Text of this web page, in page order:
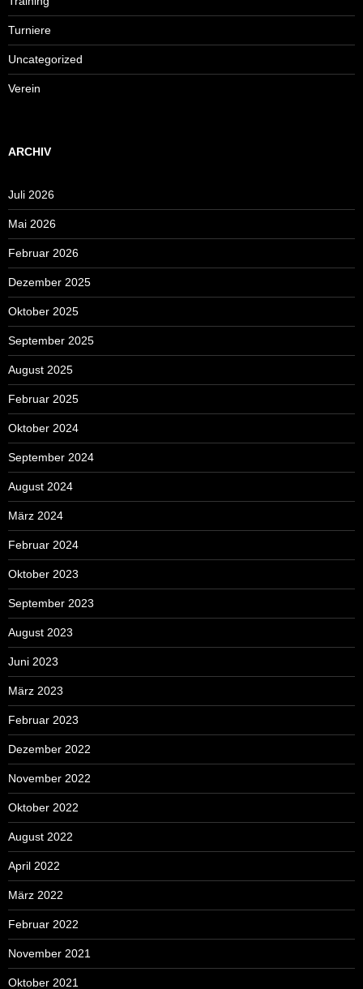
Turniere
Uncategorized
Verein
ARCHIV
Juli 2026
Mai 2026
Februar 2026
Dezember 2025
Oktober 2025
September 2025
August 2025
Februar 2025
Oktober 2024
September 2024
August 2024
März 2024
Februar 2024
Oktober 2023
September 2023
August 2023
Juni 2023
März 2023
Februar 2023
Dezember 2022
November 2022
Oktober 2022
August 2022
April 2022
März 2022
Februar 2022
November 2021
Oktober 2021